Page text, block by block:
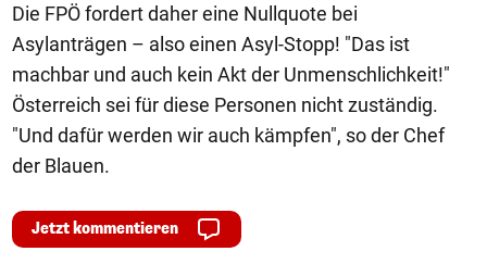
Die FPÖ fordert daher eine Nullquote bei
Asylanträgen – also einen Asyl-Stopp! "Das ist
machbar und auch kein Akt der Unmenschlichkeit!"
Österreich sei für diese Personen nicht zuständig.
"Und dafür werden wir auch kämpfen", so der Chef
der Blauen.
Jetzt kommentieren